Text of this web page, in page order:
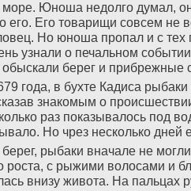
море. Юноша недолго думал,
его. Его товарищи совсем не
Но юноша пропал и с тех
узнали о печальном
берег и прибрежные
года, в бухте Кадиса
знакомым о
раз показывалось под
Но чрез несколько дней
рыбаки вначале не
роста, с рыжими волосами и
внизу живота. На